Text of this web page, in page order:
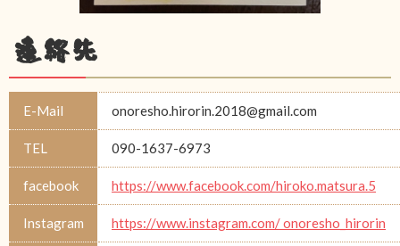
連絡先
E-Mail onoresho.hirorin.2018@gmail.com
TEL 090-1637-6973
facebook https://www.facebook.com/hiroko.matsura.5
Instagram https://www.instagram.com/ onoresho_hirorin